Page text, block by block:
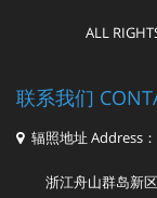
ALL
联系我们
辐照地址 Address：
浙江舟山群岛新区